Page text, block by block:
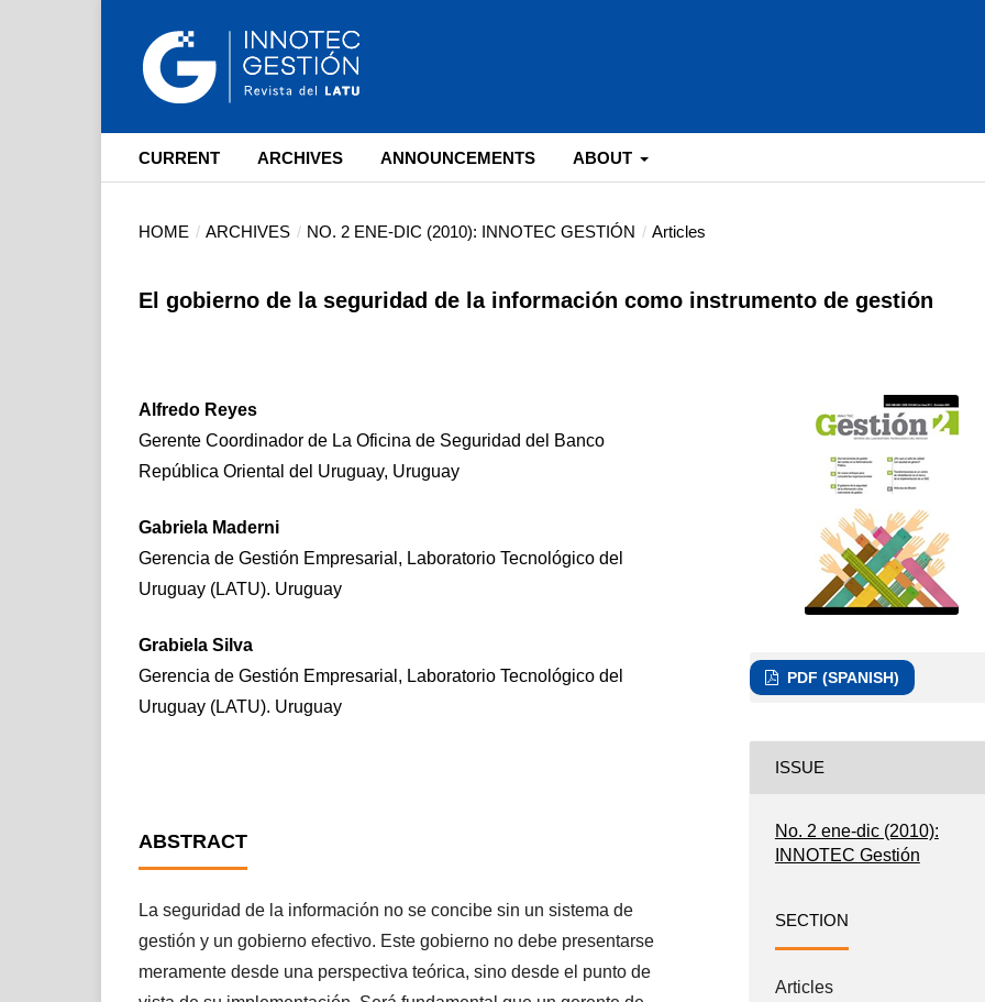
CURRENT ARCHIVES ANNOUNCEMENTS ABOUT
HOME / ARCHIVES / NO. 2 ENE-DIC (2010): INNOTEC GESTIÓN / Articles
El gobierno de la seguridad de la información como instrumento de gestión
Alfredo Reyes
Gerente Coordinador de La Oficina de Seguridad del Banco
República Oriental del Uruguay, Uruguay
Gabriela Maderni
Gerencia de Gestión Empresarial, Laboratorio Tecnológico del
Uruguay (LATU). Uruguay
Grabiela Silva
Gerencia de Gestión Empresarial, Laboratorio Tecnológico del
Uruguay (LATU). Uruguay
ABSTRACT
La seguridad de la información no se concibe sin un sistema de
gestión y un gobierno efectivo. Este gobierno no debe presentarse
meramente desde una perspectiva teórica, sino desde el punto de
PDF (SPANISH)
ISSUE
No. 2 ene-dic (2010):
INNOTEC Gestión
SECTION
Articles